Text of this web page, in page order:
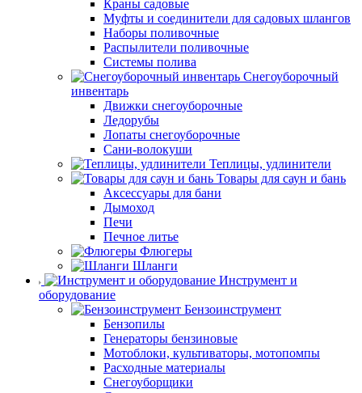
Краны садовые
Муфты и соединители для садовых шлангов
Наборы поливочные
Распылители поливочные
Системы полива
Снегоуборочный
инвентарь
Движки снегоуборочные
Ледорубы
Лопаты снегоуборочные
Сани-волокуши
Теплицы, удлинители
Товары для саун и бань
Аксессуары для бани
Дымоход
Печи
Печное литье
Флюгеры
Шланги
Инструмент и
оборудование
Бензоинструмент
Бензопилы
Генераторы бензиновые
Мотоблоки, культиваторы, мотопомпы
Расходные материалы
Снегоуборщики